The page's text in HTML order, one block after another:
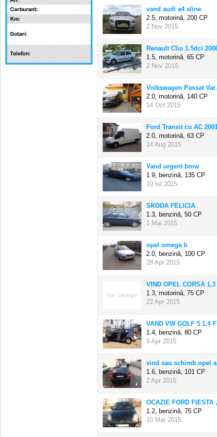
vand audi a4 sline
2.5, motorină, 200 CP
2 Nov 2015
Renault Clio 1.5dci
1.5, motorină, 65 CP
2 Nov 2015
Volkswagen Passat
2.0, motorină, 140 CP
14 Oct 2015
Ford Transit cu AC
2.0, motorină, 63 CP
14 Aug 2015
Vand urgent bmw
1.9, benzină, 135 CP
10 Iul 2015
SKODA FELICIA
1.3, benzină, 50 CP
1 Mai 2015
opel omega b
2.0, benzină, 100 CP
28 Apr 2015
VIND OPEL CORSA
1.3, motorină, 75 CP
22 Apr 2015
VAND VW GOLF 5 1.4
1.4, benzină, 80 CP
9 Apr 2015
vind sau schimb opel
1.6, benzină, 101 CP
2 Apr 2015
OCAZIE FORD FIESTA
1.2, benzină, 75 CP
10 Mar 2015